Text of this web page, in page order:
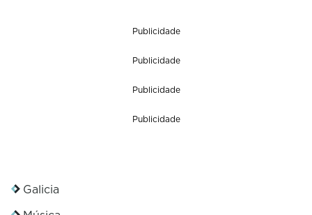
Publicidade
Publicidade
Publicidade
Publicidade
Galicia